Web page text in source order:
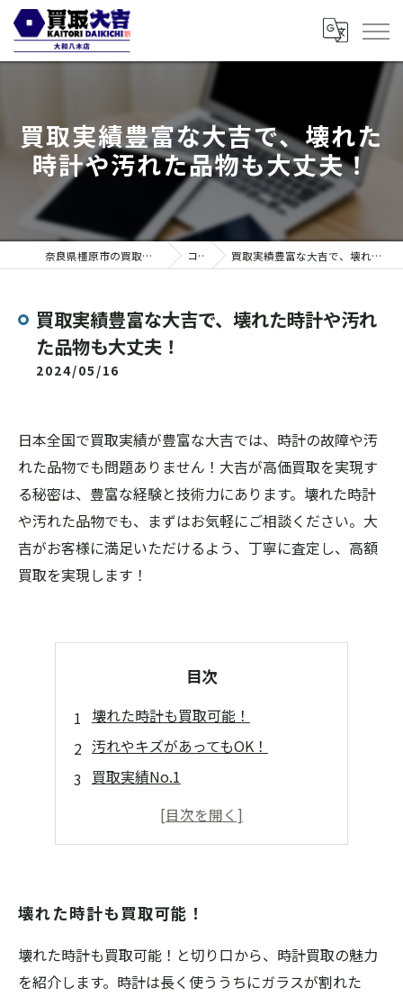
買取実績豊富な大吉で、壊れた
時計や汚れた品物も大丈夫！
奈良県橿原市の買取なら買取大吉 大和八木店 コラム 買取実績豊富な大吉で、壊れた時計や汚れた品物も大丈夫！
買取実績豊富な大吉で、壊れた時計や汚れ
た品物も大丈夫！
2024/05/16
日本全国で買取実績が豊富な大吉では、時計の故障や汚
れた品物でも問題ありません！大吉が高価買取を実現す
る秘密は、豊富な経験と技術力にあります。壊れた時計
や汚れた品物でも、まずはお気軽にご相談ください。大
吉がお客様に満足いただけるよう、丁寧に査定し、高額
買取を実現します！
目次
壊れた時計も買取可能！
汚れやキズがあってもOK！
買取実績No.1
査定料、出張費0円
壊れた時計も買取可能！
壊れた時計も買取可能！と切り口から、時計買取の魅力
を紹介します。時計は長く使ううちにガラスが割れた